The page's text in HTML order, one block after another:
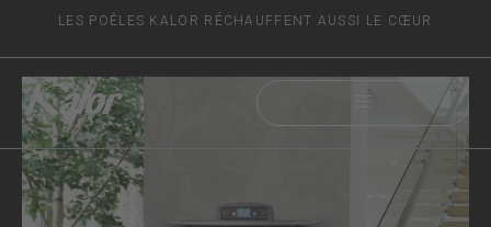
LES POÊLES KALOR RÉCHAUFFENT AUSSI LE CŒUR